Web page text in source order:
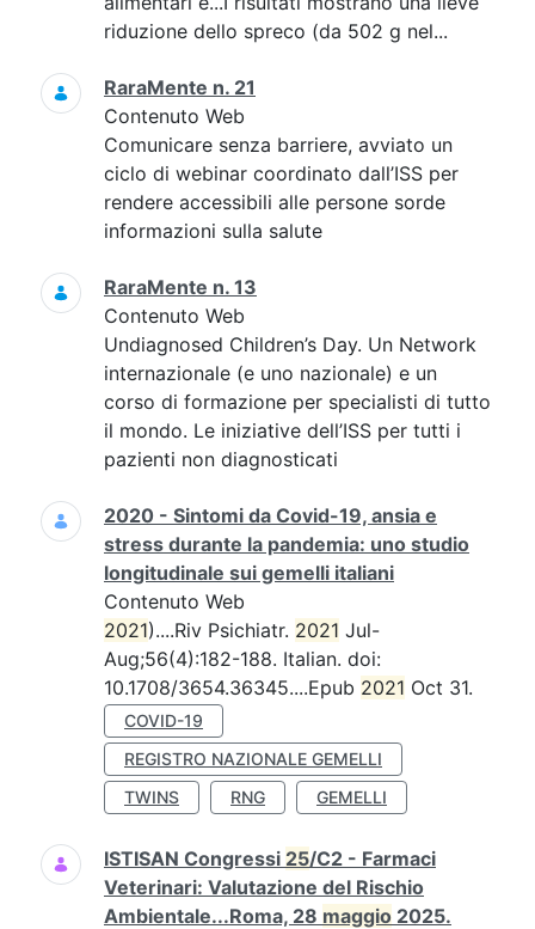
riduzione dello spreco (da 502 g nel...
RaraMente n. 21
Contenuto Web
Comunicare senza barriere, avviato un
ciclo di webinar coordinato dall’ISS per
rendere accessibili alle persone sorde
informazioni sulla salute
RaraMente n. 13
Contenuto Web
Undiagnosed Children’s Day. Un Network
internazionale (e uno nazionale) e un
corso di formazione per specialisti di tutto
il mondo. Le iniziative dell’ISS per tutti i
pazienti non diagnosticati
2020 - Sintomi da Covid-19, ansia e
stress durante la pandemia: uno studio
longitudinale sui gemelli italiani
Contenuto Web
2021)....Riv Psichiatr. 2021 Jul-
Aug;56(4):182-188. Italian. doi:
10.1708/3654.36345....Epub 2021 Oct 31.
COVID-19
REGISTRO NAZIONALE GEMELLI
TWINS
RNG GEMELLI
ISTISAN Congressi 25/C2 - Farmaci
Veterinari: Valutazione del Rischio
Ambientale...Roma, 28 maggio 2025.